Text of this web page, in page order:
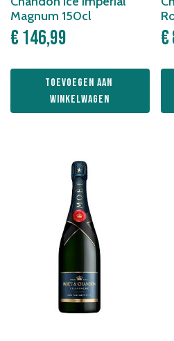
Magnum 150cl
€146,99
Toevoegen aan
winkelwagen
€